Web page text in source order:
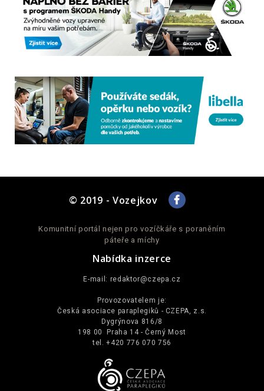
© 2019 - Vozejkov
Komunitní portál nejen pro vozíčkáře s poraněním
páteře a míchy
Nabídka inzerce
E-mail: redaktor@czepa.cz
Provozovatelem je:
Česká asociace paraplegiků - CZEPA, z.s.
Dygrýnova 816/8
198 00 Praha 14 - Černý Most
tel. +420 776 070 756